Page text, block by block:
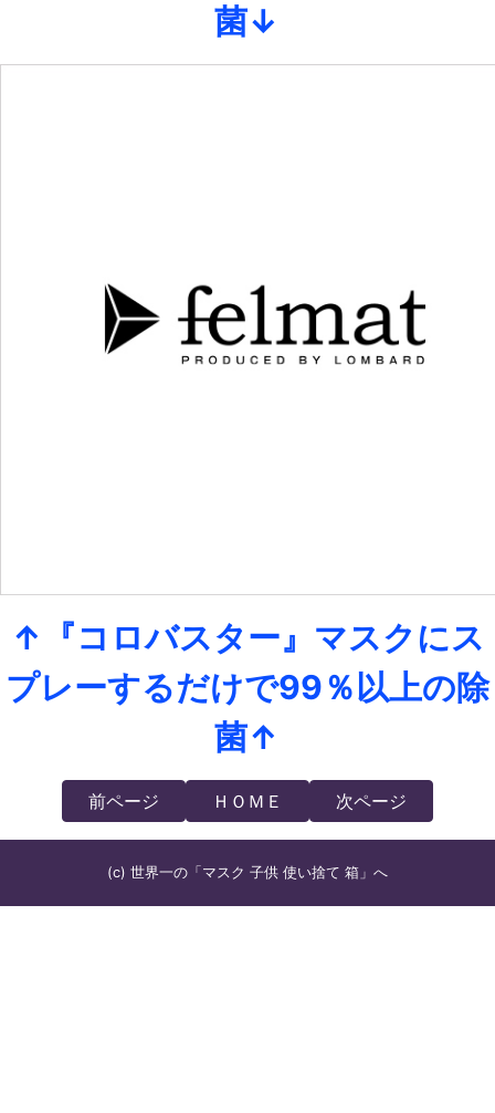
菌↓
↑『コロバスター』マスクにス
プレーするだけで99％以上の除
菌↑
前ページ ＨＯＭＥ 次ページ
(c) 世界一の「マスク 子供 使い捨て 箱」へ